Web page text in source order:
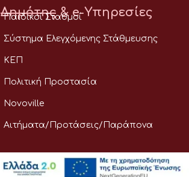
Δημότης & e-Υπηρεσίες
Παιδικοί Σταθμοί
Σύστημα Ελεγχόμενης Στάθμευσης
ΚΕΠ
Πολιτική Προστασία
Novoville
Αιτήματα/Προτάσεις/Παράπονα